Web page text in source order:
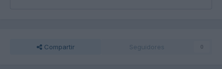
Compartir Seguidores 0